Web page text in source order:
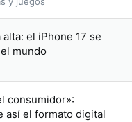
el iPhone 17 se
mundo
consumidor»:
así el formato digital